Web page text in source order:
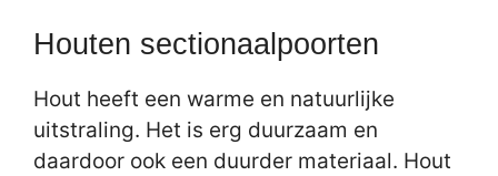
Houten sectionaalpoorten
Hout heeft een warme en natuurlijke
uitstraling. Het is erg duurzaam en
daardoor ook een duurder materiaal. Hout